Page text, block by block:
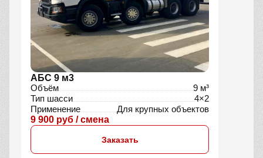
АБС 9 м3
Объём
9 м³
Тип шасси
4×2
Применение
Для крупных объектов
9 900 руб / смена
Заказать